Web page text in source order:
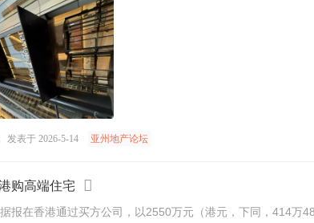
发表于 2026-5-14 亚州地产论坛
购高端住宅
通过买方公司，以2550万元（港元，下同，414万4800新元）购得湾仔会景阁一套两房单位。